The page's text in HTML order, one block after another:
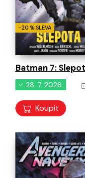
-20 % SLEVA
Batman 7:
28. 7. 2026
Koupit